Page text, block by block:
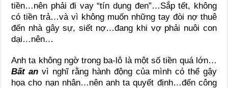
tiền…nên phải đi vay “tín dụng đen”…Sắp tết, không
có tiền trả…và vì không muốn những tay đòi nợ thuê
đến nhà gây sự, siết nợ…đang khi vợ phải nuôi con
dại…nên…
Anh ta không ngờ trong ba-lô là một số tiền quá lớn…
Bất an vì nghĩ rằng hành động của mình có thể gậy
họa cho nạn nhân…nên anh ta quyết định…đến công